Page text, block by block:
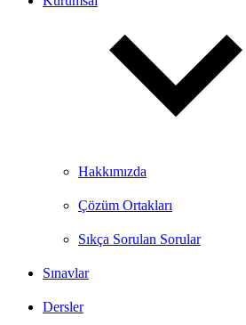
Hakkımızda
Çözüm Ortakları
Sıkça Sorulan Sorular
Sınavlar
Dersler